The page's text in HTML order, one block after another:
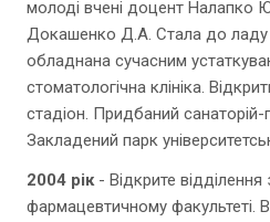
молоді вчені доцент Налапко
Докашенко Д.А. Стала до ладу
обладнана сучасним
стоматологічна клініка.
стадіон. Придбаний санаторій-
Закладений парк
2004 рік- Відкрите
фармацевтичному факультеті.